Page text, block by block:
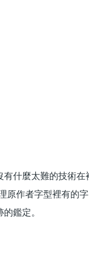
什麼太難的技術
原作者字型裡有的
鑑定。